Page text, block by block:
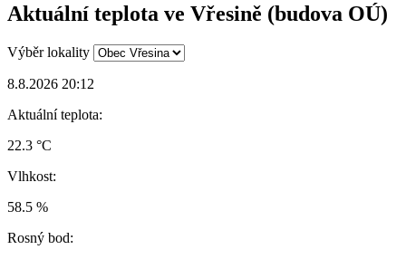
Aktuální teplota ve Vřesině (budova OÚ)
Výběr lokality
8.8.2026 20:12
Aktuální teplota:
22.3 °C
Vlhkost:
58.5 %
Rosný bod: